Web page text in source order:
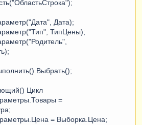
Дата);
ТипЦены);
Цикл
=
= Выборка.Цена;